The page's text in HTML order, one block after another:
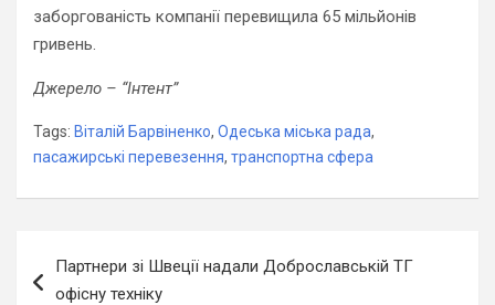
заборгованість компанії перевищила 65 мільйонів
гривень.
Джерело – “Інтент”
Tags: Віталій Барвіненко, Одеська міська рада,
пасажирські перевезення, транспортна сфера
записів
Партнери зі Швеції надали Доброславській ТГ
офісну техніку